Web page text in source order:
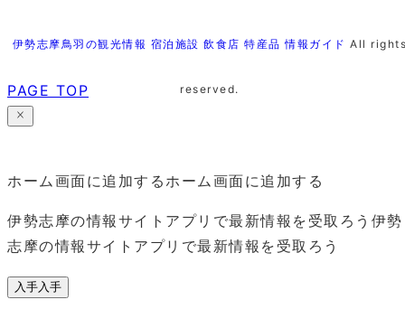
伊勢志摩鳥羽の観光情報 宿泊施設 飲食店 特産品 情報ガイド All
reserved.
PAGE TOP
ホーム画面に追加する ホーム画面に追加する
伊勢志摩の情報サイトアプリで最新情報を受取ろう 伊勢
志摩の情報サイトアプリで最新情報を受取ろう
入手 入手